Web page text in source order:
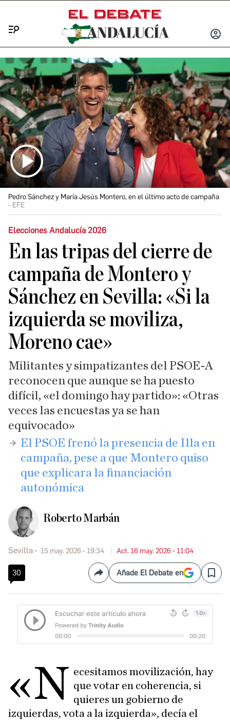
INICIAR
Pedro Sánchez y María Jesús Montero, en el último acto de campaña
EFE
Elecciones Andalucía 2026
En las tripas del cierre de
campaña de Montero y
Sánchez en Sevilla: «Si la
izquierda se moviliza,
Moreno cae»
Militantes y simpatizantes del PSOE-A
reconocen que aunque se ha puesto
difícil, «el domingo hay partido»: «Otras
veces las encuestas ya se han
equivocado»
​El PSOE frenó la presencia de Illa en
campaña, pese a que Montero quiso
que explicara la financiación
autonómica
Roberto Marbán
Sevilla 15 may. 2026 - 19:34 Act. 16 may. 2026 - 11:04
30 CompartirAñade El Debate en Save
«N ecesitamos movilización, hay
que votar en coherencia, si
quieres un gobierno de
izquierdas, vota a la izquierda», decía el